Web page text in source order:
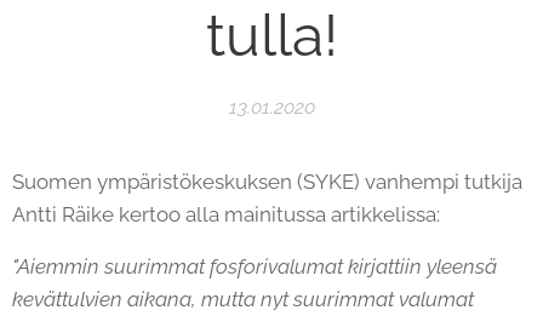
tulla!
13.01.2020
Suomen ympäristökeskuksen (SYKE) vanhempi tutkija
Antti Räike kertoo alla mainitussa artikkelissa:
"Aiemmin suurimmat fosforivalumat kirjattiin yleensä
kevättulvien aikana, mutta nyt suurimmat valumat